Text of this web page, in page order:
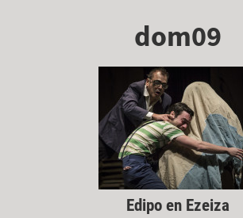
dom09
Edipo en Ezeiza